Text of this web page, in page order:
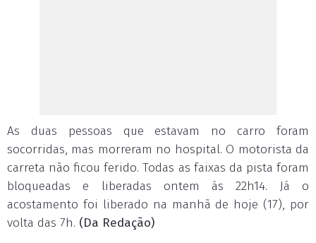
As duas pessoas que estavam no carro foram
socorridas, mas morreram no hospital. O motorista da
carreta não ficou ferido. Todas as faixas da pista foram
bloqueadas e liberadas ontem às 22h14. Já o
acostamento foi liberado na manhã de hoje (17), por
volta das 7h. (Da Redação)